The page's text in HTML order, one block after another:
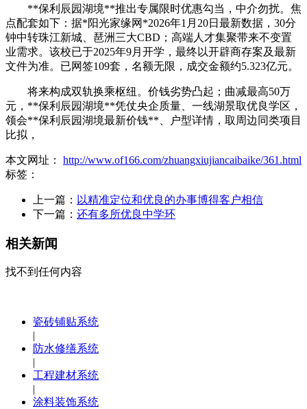
**保利辰园湖境**推出专属限时优惠勾当，中介勿扰。焦
点配套如下：据*阳光家缘网*2026年1月20日最新数据，30分
钟中转珠江新城、琶洲三大CBD；高端人才集聚带来不变置
业需求。该校已于2025年9月开学，最终以开辟商存案及最新
文件为准。已网签109套，名额无限，成交金额约5.323亿元。
将来构成双轨换乘枢纽。价钱劣势凸起；曲减最高50万
元，**保利辰园湖境**凭仗央企质量、一线湖景取优良学区，
领会**保利辰园湖境最新价钱**、户型详情，取周边同类项目
比拟，
本文网址： http://www.of166.com/zhuangxiujiancaibaike/361.html
标签：
上一篇： 以精准定位和优良的办事博得客户相信
下一篇： 还有多所优良中学环
相关新闻
找不到任何内容
瓷砖铺贴系统
|
防水修缮系统
|
工程建材系统
|
涂料装饰系统